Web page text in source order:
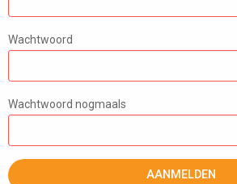
Wachtwoord
Wachtwoord nogmaals
AANMELDEN